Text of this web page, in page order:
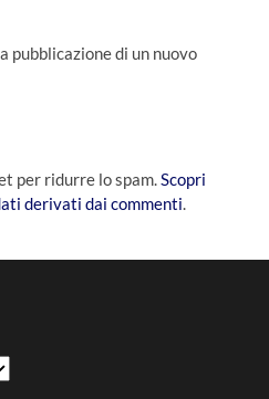
pubblicazione di un nuovo
per ridurre lo spam.Scopri
derivati dai commenti.